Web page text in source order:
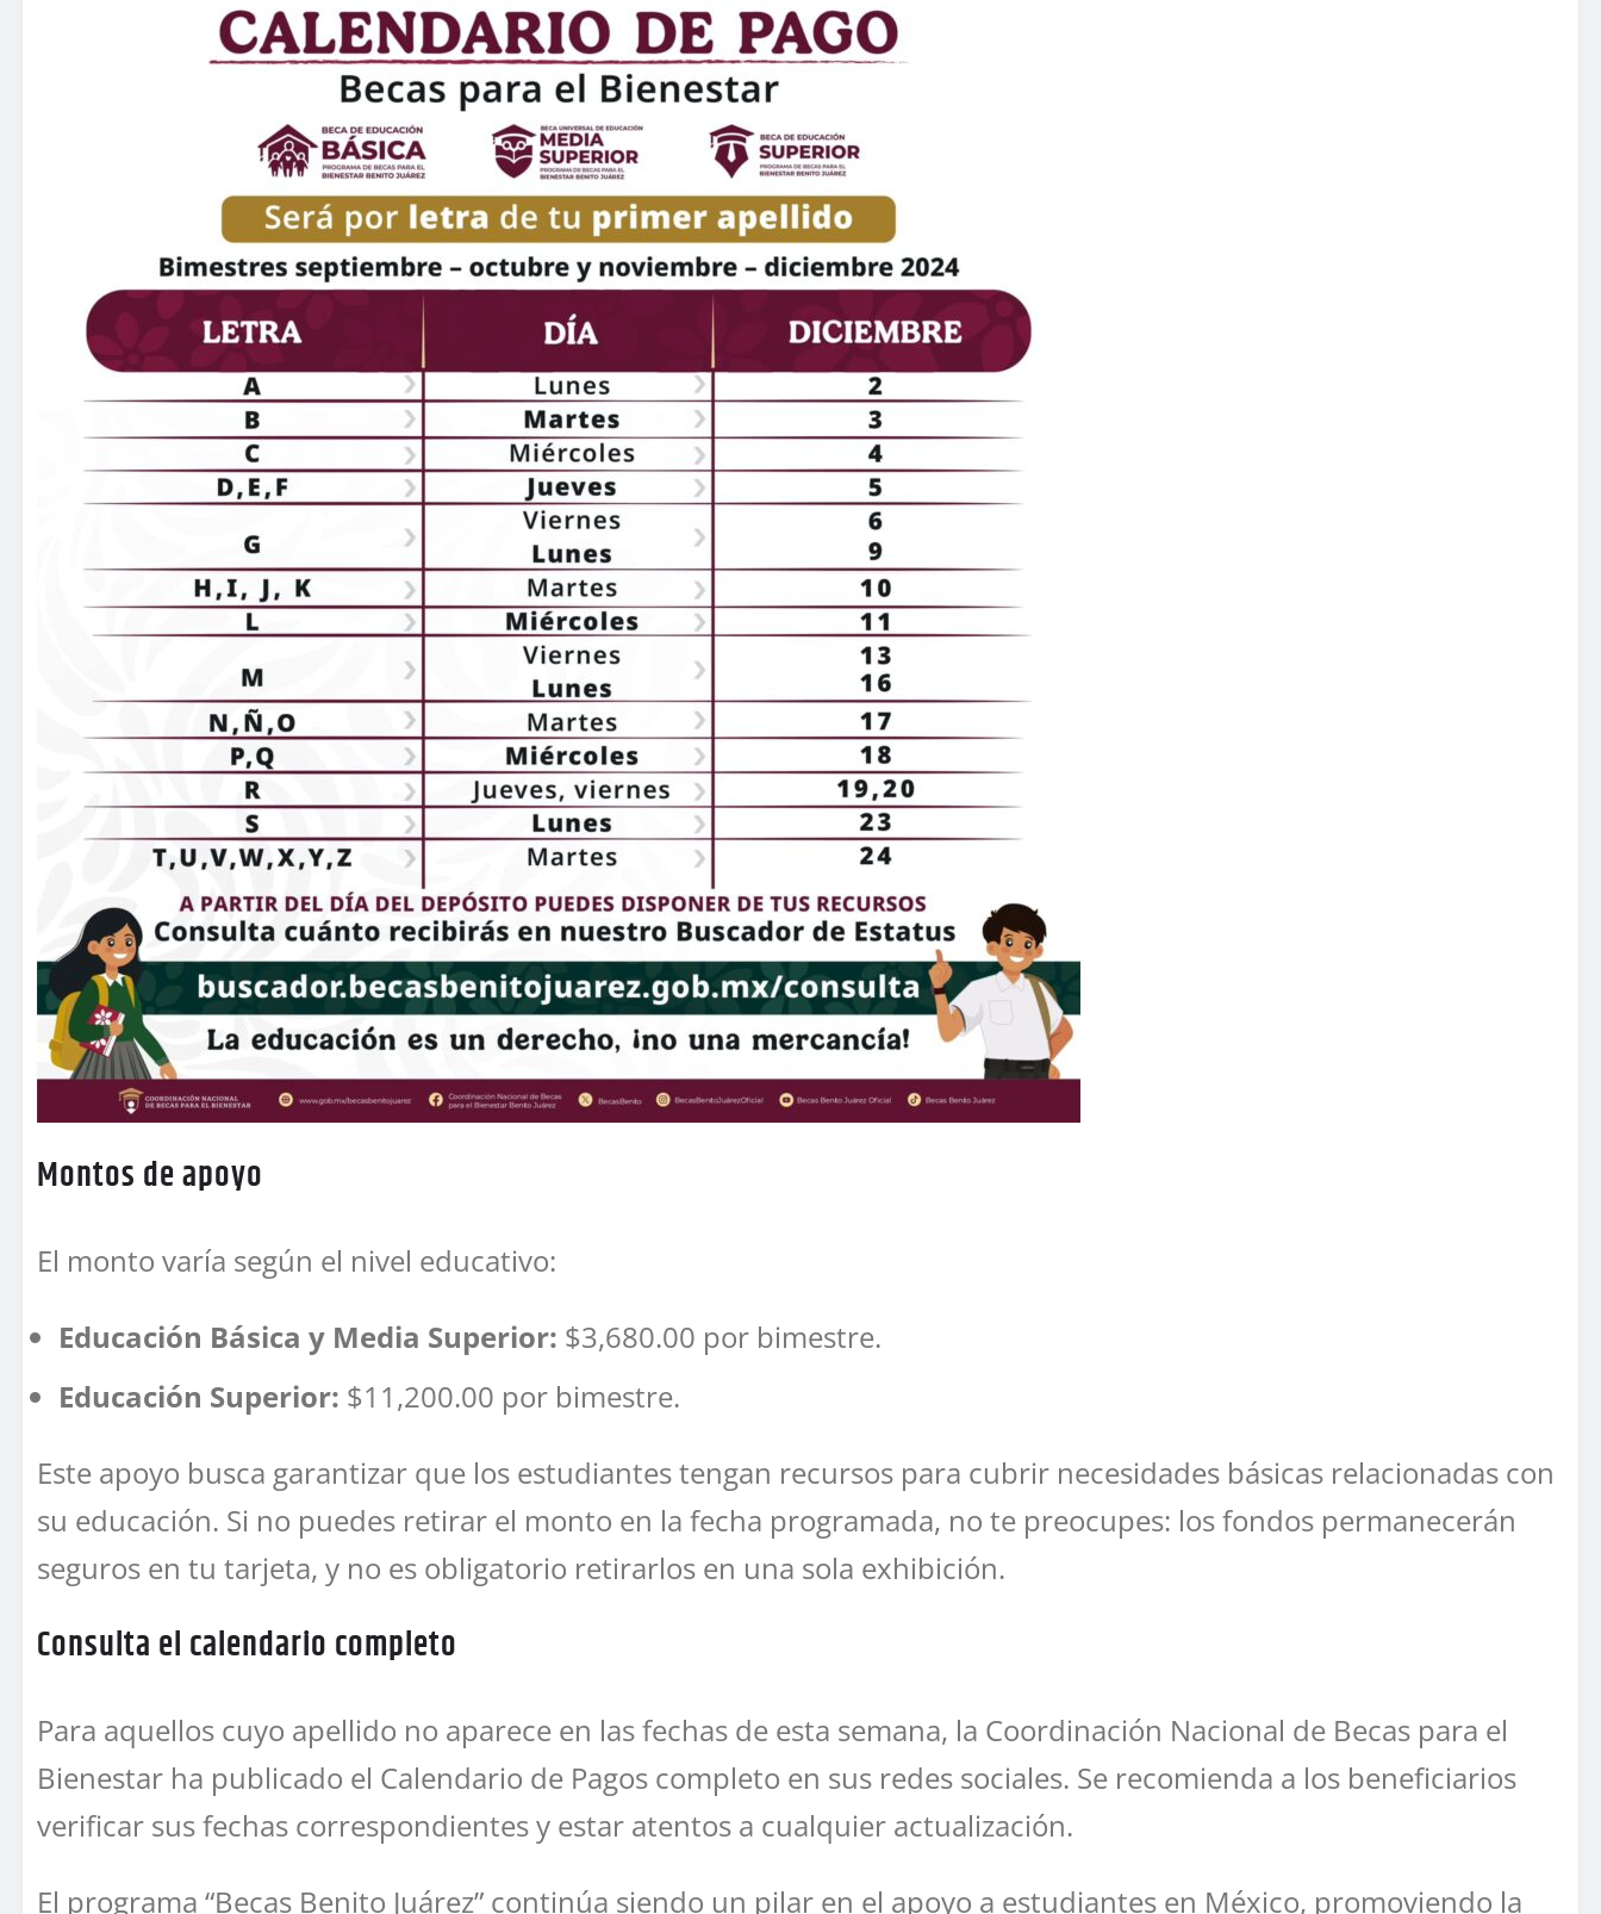
Montos de apoyo
El monto varía según el nivel educativo:
Educación Básica y Media Superior: $3,680.00 por bimestre.
Educación Superior: $11,200.00 por bimestre.
Este apoyo busca garantizar que los estudiantes tengan recursos para cubrir necesidades básicas relacionadas con
su educación. Si no puedes retirar el monto en la fecha programada, no te preocupes: los fondos permanecerán
seguros en tu tarjeta, y no es obligatorio retirarlos en una sola exhibición.
Consulta el calendario completo
Para aquellos cuyo apellido no aparece en las fechas de esta semana, la Coordinación Nacional de Becas para el
Bienestar ha publicado el Calendario de Pagos completo en sus redes sociales. Se recomienda a los beneficiarios
verificar sus fechas correspondientes y estar atentos a cualquier actualización.
El programa “Becas Benito Juárez” continúa siendo un pilar en el apoyo a estudiantes en México, promoviendo la